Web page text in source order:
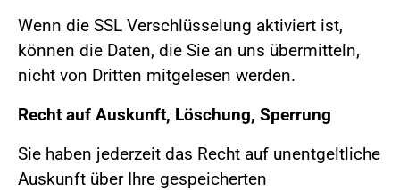
Wenn die SSL Verschlüsselung aktiviert ist,
können die Daten, die Sie an uns übermitteln,
nicht von Dritten mitgelesen werden.
Recht auf Auskunft, Löschung, Sperrung
Sie haben jederzeit das Recht auf unentgeltliche
Auskunft über Ihre gespeicherten